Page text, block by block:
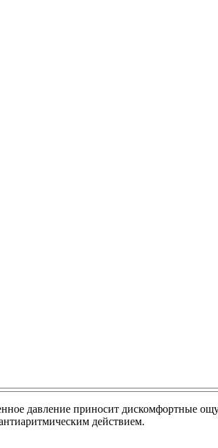
давление приносит дискомфортные
действием.